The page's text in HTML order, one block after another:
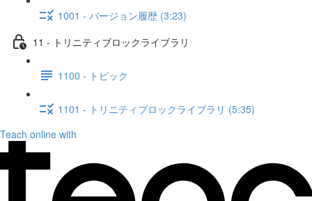
1001 - バージョン履歴 (3:23)
11 - トリニティブロックライブラリ
1100 - トピック
1101 - トリニティブロックライブラリ (5:35)
Teach online with